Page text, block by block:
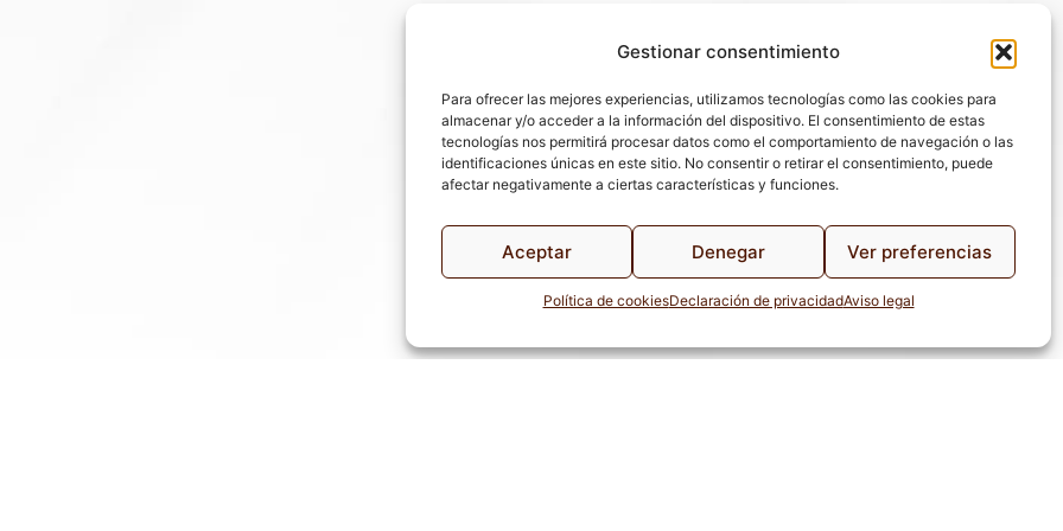
Gestionar consentimiento
Para ofrecer las mejores experiencias, utilizamos tecnologías como las cookies para
almacenar y/o acceder a la información del dispositivo. El consentimiento de estas
tecnologías nos permitirá procesar datos como el comportamiento de navegación o las
identificaciones únicas en este sitio. No consentir o retirar el consentimiento, puede
afectar negativamente a ciertas características y funciones.
Aceptar Denegar Ver preferencias
Política de cookiesDeclaración de privacidadAviso legal